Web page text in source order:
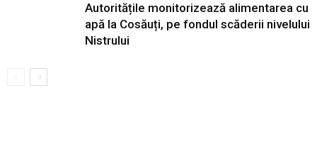
Autoritățile monitorizează alimentarea cu
apă la Cosăuți, pe fondul scăderii nivelului
Nistrului